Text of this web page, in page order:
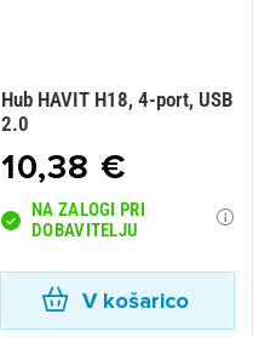
Hub HAVIT H18, 4-port, USB
2.0
10,38 €
NA ZALOGI PRI
DOBAVITELJU
V košarico